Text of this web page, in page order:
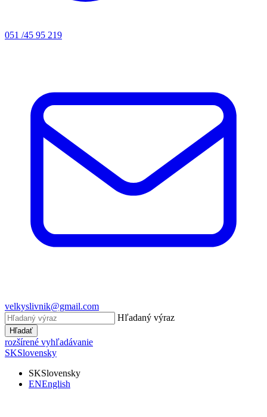
051 /45 95 219
velkyslivnik@gmail.com
Hľadaný výraz
Hľadať
rozšírené vyhľadávanie
SKSlovensky
SKSlovensky
ENEnglish